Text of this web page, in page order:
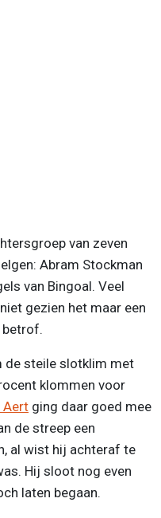
van zeven
Abram Stockman
van Bingoal. Veel
gezien het maar een
de steile slotklim met
klommen voor
Aert ging daar goed mee
de streep een
al wist hij achteraf te
Hij sloot nog even
laten begaan.